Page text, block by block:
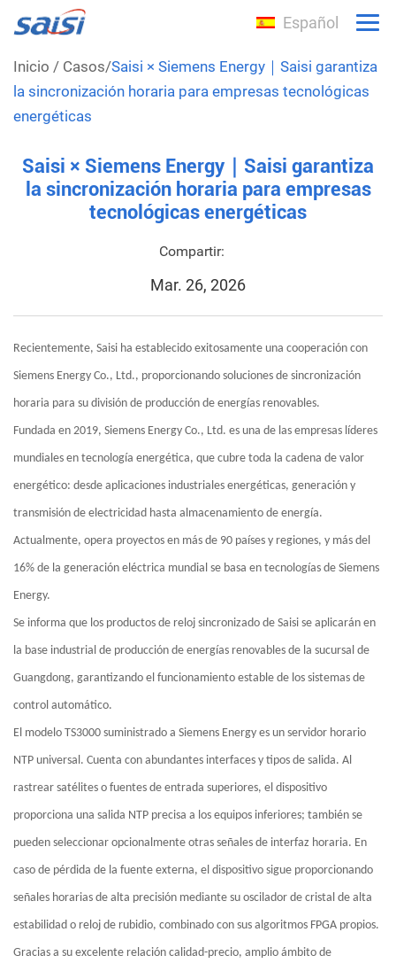
Español
Inicio / Casos/Saisi × Siemens Energy｜Saisi garantiza
la sincronización horaria para empresas tecnológicas
energéticas
Saisi × Siemens Energy｜Saisi garantiza
la sincronización horaria para empresas
tecnológicas energéticas
Compartir:
Mar. 26, 2026
Recientemente, Saisi ha establecido exitosamente una cooperación con
Siemens Energy Co., Ltd., proporcionando soluciones de sincronización
horaria para su división de producción de energías renovables.
Fundada en 2019, Siemens Energy Co., Ltd. es una de las empresas líderes
mundiales en tecnología energética, que cubre toda la cadena de valor
energético: desde aplicaciones industriales energéticas, generación y
transmisión de electricidad hasta almacenamiento de energía.
Actualmente, opera proyectos en más de 90 países y regiones, y más del
16% de la generación eléctrica mundial se basa en tecnologías de Siemens
Energy.
Se informa que los productos de reloj sincronizado de Saisi se aplicarán en
la base industrial de producción de energías renovables de la sucursal de
Guangdong, garantizando el funcionamiento estable de los sistemas de
control automático.
El modelo TS3000 suministrado a Siemens Energy es un servidor horario
NTP universal. Cuenta con abundantes interfaces y tipos de salida. Al
rastrear satélites o fuentes de entrada superiores, el dispositivo
proporciona una salida NTP precisa a los equipos inferiores; también se
pueden seleccionar opcionalmente otras señales de interfaz horaria. En
caso de pérdida de la fuente externa, el dispositivo sigue proporcionando
señales horarias de alta precisión mediante su oscilador de cristal de alta
estabilidad o reloj de rubidio, combinado con sus algoritmos FPGA propios.
Gracias a su excelente relación calidad-precio, amplio ámbito de